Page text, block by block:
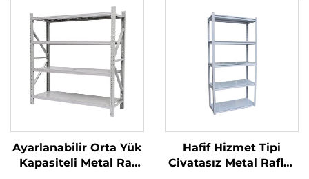
Ayarlanabilir Orta Yük
Kapasiteli Metal Raf
Hafif Hizmet Tipi
Civatasız Metal Raflar